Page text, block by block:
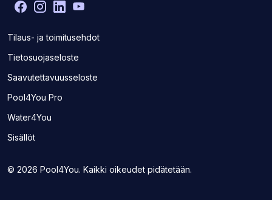
© 2026 Pool4You. Kaikki oikeudet pidätetään.
Tilaus- ja toimitusehdot
Tietosuojaseloste
Saavutettavuusseloste
Pool4You Pro
Water4You
välilehdelle)
Sisällöt
Facebook
(Avaa
sivuston
uudelle
välilehdelle)
Instagram
(Avaa
sivuston
välilehdelle)
LinkedIn
(Avaa
sivuston
välilehdelle)
sivuston